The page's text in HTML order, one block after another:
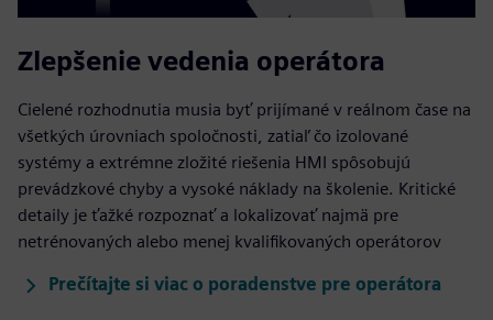
Zlepšenie vedenia operátora
Cielené rozhodnutia musia byť prijímané v reálnom čase na
všetkých úrovniach spoločnosti, zatiaľ čo izolované
systémy a extrémne zložité riešenia HMI spôsobujú
prevádzkové chyby a vysoké náklady na školenie. Kritické
detaily je ťažké rozpoznať a lokalizovať najmä pre
netrénovaných alebo menej kvalifikovaných operátorov
Prečítajte si viac o poradenstve pre operátora